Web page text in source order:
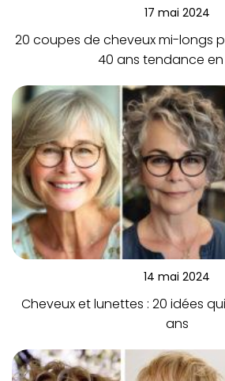
17 mai 2024
20 coupes de cheveux mi-longs
40 ans tendance en
14 mai 2024
Cheveux et lunettes : 20 idées
ans